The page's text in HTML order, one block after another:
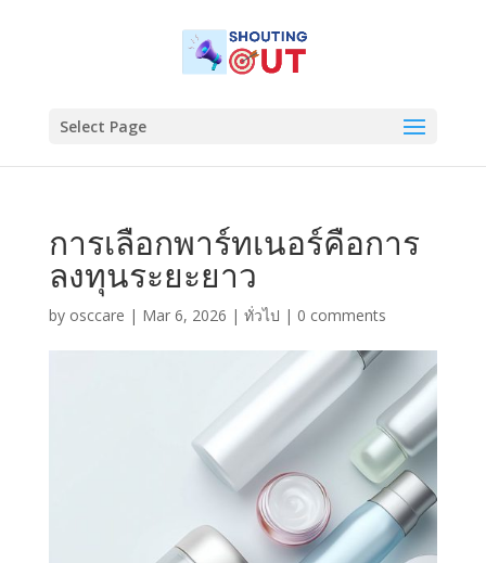
Select Page
การเลือกพาร์ทเนอร์คือการ
ลงทุนระยะยาว
by osccare | Mar 6, 2026 | ทั่วไป | 0 comments